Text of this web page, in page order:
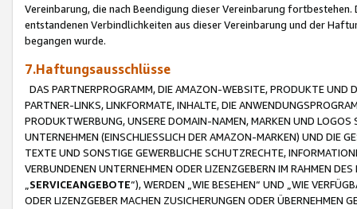
Vereinbarung, die nach Beendigung dieser Vereinbarung
entstandenen Verbindlichkeiten aus dieser Vereinbarung und der
begangen wurde.
7.Haftungsausschlüsse
DAS PARTNERPROGRAMM, DIE AMAZON-WEBSITE, PRODUKTE UND
PARTNER-LINKS, LINKFORMATE, INHALTE, DIE
PRODUKTWERBUNG, UNSERE DOMAIN-NAMEN, MARKEN UND
UNTERNEHMEN (EINSCHLIESSLICH DER AMAZON-MARKEN) UND DIE
TEXTE UND SONSTIGE GEWERBLICHE SCHUTZRECHTE,
VERBUNDENEN UNTERNEHMEN ODER LIZENZGEBERN IM RAHMEN
SERVICEANGEBOTE“), WERDEN „WIE BESEHEN“ UND „WIE
ODER LIZENZGEBER MACHEN ZUSICHERUNGEN ODER ÜBERNEHMEN